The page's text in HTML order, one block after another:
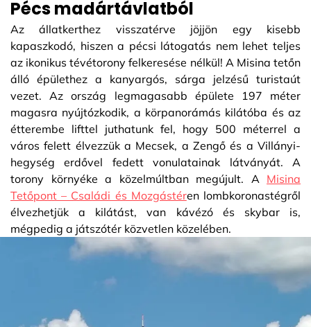
Pécs madártávlatból
Az állatkerthez visszatérve jöjjön egy kisebb
kapaszkodó, hiszen a pécsi látogatás nem lehet teljes
az ikonikus tévétorony felkeresése nélkül! A Misina tetőn
álló épülethez a kanyargós, sárga jelzésű turistaút
vezet. Az ország legmagasabb épülete 197 méter
magasra nyújtózkodik, a körpanorámás kilátóba és az
étterembe lifttel juthatunk fel, hogy 500 méterrel a
város felett élvezzük a Mecsek, a Zengő és a Villányi-
hegység erdővel fedett vonulatainak látványát. A
torony környéke a közelmúltban megújult. A Misina
Tetőpont – Családi és Mozgástéren lombkoronastégről
élvezhetjük a kilátást, van kávézó és skybar is,
mégpedig a játszótér közvetlen közelében.